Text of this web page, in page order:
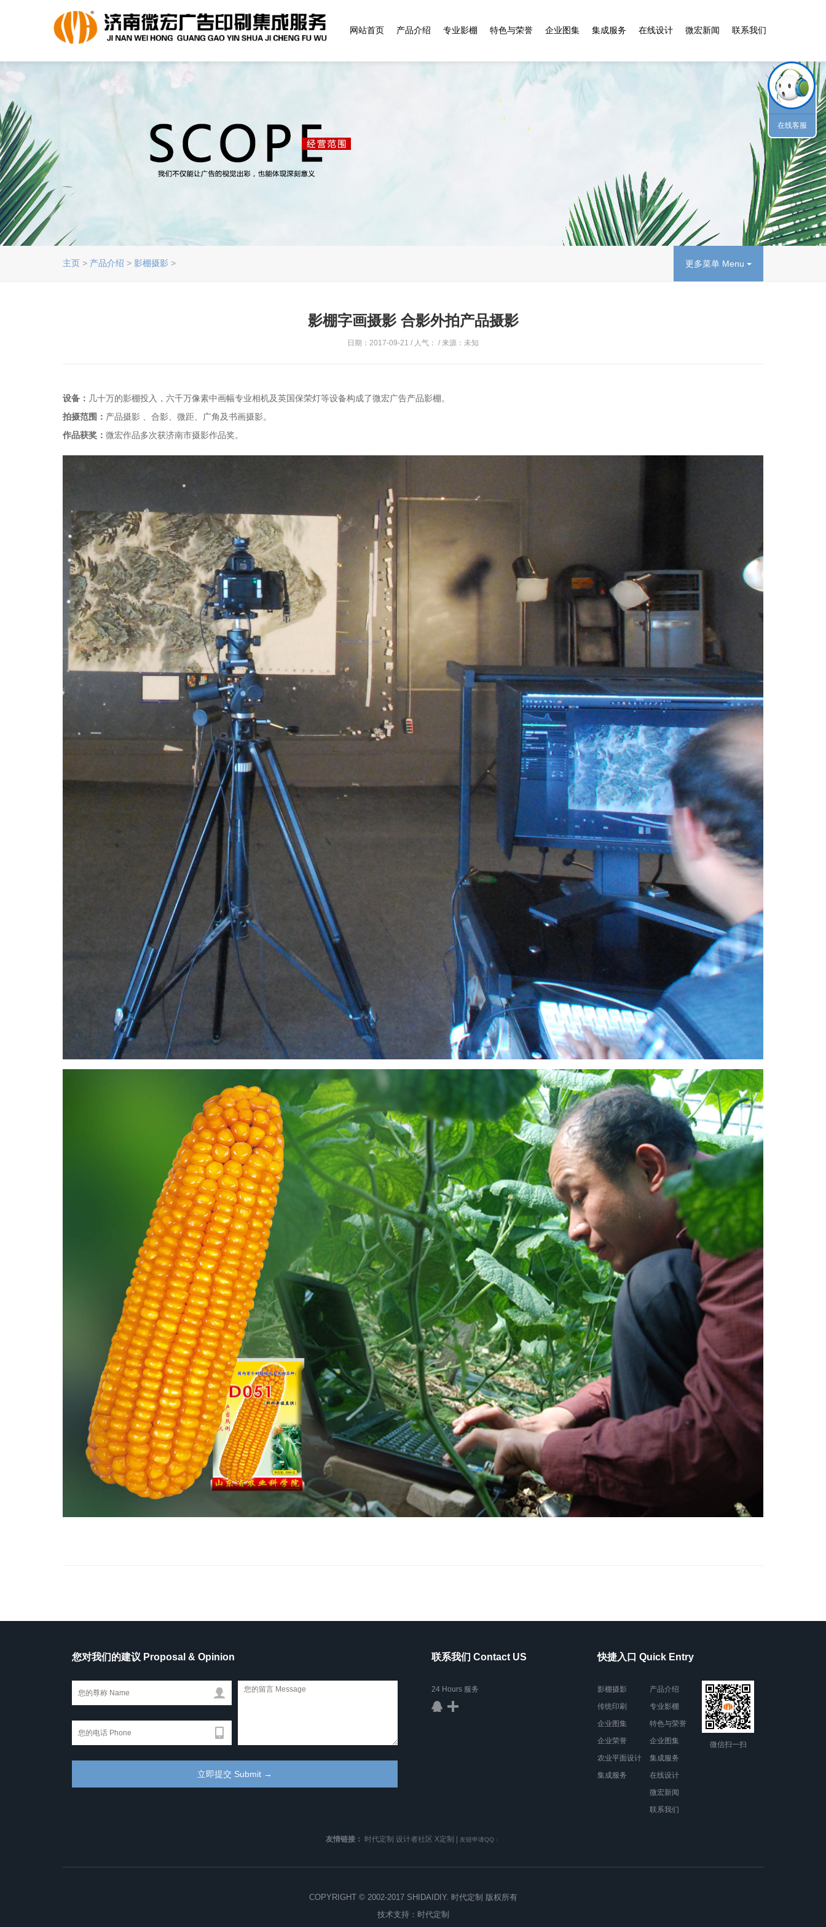
网站首页 产品介绍 专业影棚 特色与荣誉 企业图集 集成服务 在线设计 微宏新闻 联系我们
更多菜单 Menu
主页 > 产品介绍 > 影棚摄影 >
影棚字画摄影 合影外拍产品摄影
日期：2017-09-21 / 人气： / 来源：未知
设备： 几十万的影棚投入，六千万像素中画幅专业相机及英国保荣灯等设备构成了微宏广告产品影棚。
拍摄范围： 产品摄影 、合影、微距、广角及书画摄影。
作品获奖： 微宏作品多次获济南市摄影作品奖。
您对我们的建议 Proposal & Opinion 联系我们 Contact US
24 Hours 服务
快捷入口 Quick Entry
影棚摄影
传统印刷
企业图集
企业荣誉
农业平面设计
集成服务
产品介绍
专业影棚
特色与荣誉
企业图集
集成服务
在线设计
微宏新闻
联系我们
微信扫一扫
友情链接： 时代定制 设计者社区 X定制 | 友链申请QQ：
COPYRIGHT © 2002-2017 SHIDAIDIY. 时代定制 版权所有
技术支持： 时代定制
在线客服